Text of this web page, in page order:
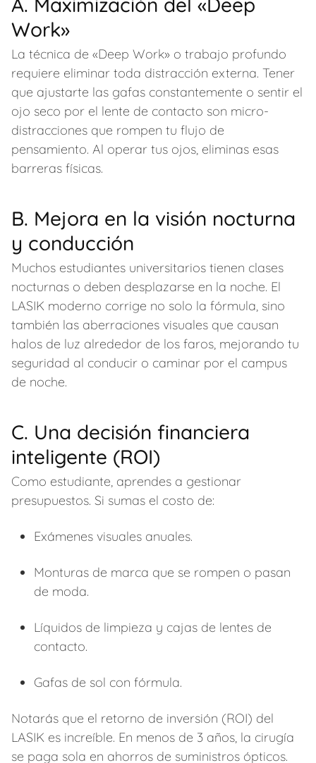
Work»
La técnica de «Deep Work» o trabajo profundo
requiere eliminar toda distracción externa. Tener
que ajustarte las gafas constantemente o sentir el
ojo seco por el lente de contacto son micro-
distracciones que rompen tu flujo de
pensamiento. Al operar tus ojos, eliminas esas
barreras físicas.
B. Mejora en la visión nocturna
y conducción
Muchos estudiantes universitarios tienen clases
nocturnas o deben desplazarse en la noche. El
LASIK moderno corrige no solo la fórmula, sino
también las aberraciones visuales que causan
halos de luz alrededor de los faros, mejorando tu
seguridad al conducir o caminar por el campus
de noche.
C. Una decisión financiera
inteligente (ROI)
Como estudiante, aprendes a gestionar
presupuestos. Si sumas el costo de:
Exámenes visuales anuales.
Monturas de marca que se rompen o pasan
de moda.
Líquidos de limpieza y cajas de lentes de
contacto.
Gafas de sol con fórmula.
Notarás que el retorno de inversión (ROI) del
LASIK es increíble. En menos de 3 años, la cirugía
se paga sola en ahorros de suministros ópticos.